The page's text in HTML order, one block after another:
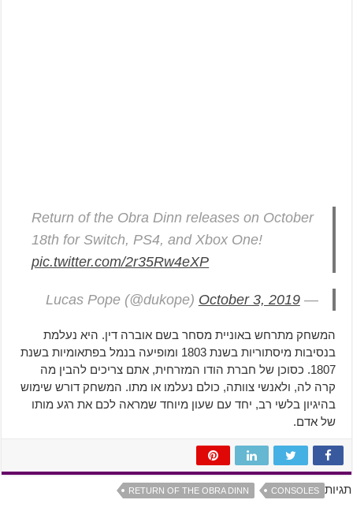
Return of the Obra Dinn releases on October
18th for Switch, PS4, and Xbox One!
pic.twitter.com/2r35Rw4eXP
— Lucas Pope (@dukope)
October 3, 2019
המשחק מתרחש באוניית מסחר בשם אוברה דין. היא נעלמת
בנסיבות מיסתוריות בשנת 1803 ומופיעה בנמל בפתאומיות בשנת
1807. כסוכן של חברת הודו המזרחית, אתם צריכים להבין מה
קרה לה, ולאנשי צוותה, כולם נעלמו או מתו. המשחק דורש שימוש
בהיגיון בלשי רב, יחד עם שעון מיוחד שמראה לכם את רגע מותו
של אדם.
תגיות CONSOLES
RETURN OF THE OBRA DINN